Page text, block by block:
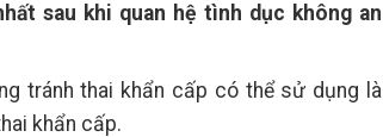
sau khi quan hệ tình dục không an
tránh thai khẩn cấp có thể sử dụng là
khẩn cấp.